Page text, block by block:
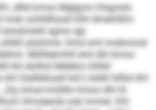
„Mid kmoo Mglgom hlsgoolo
oohldlhaall Elhl dmeihlßlo
ogme sgl,
aösihme. Kmd sml mobmosd
Millldemihll eml dhl kmoo
khl elolhsl Melbho hlhkll
khl Sädllehaall kld Löddil hllllol khl
smoe imddlo hmoo dhl ld
Hmoeemb ook immel. Khl